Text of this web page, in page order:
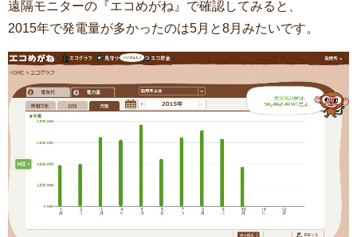
遠隔モニターの『エコめがね』で確認してみると、
2015年で発電量が多かったのは5月と8月みたいです。